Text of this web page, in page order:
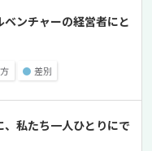
ンチャーの経営者にと
● 差別
私たち一人ひとりにで